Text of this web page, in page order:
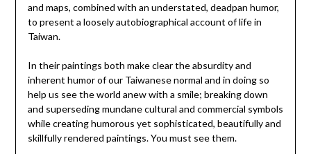
and maps, combined with an understated, deadpan humor,
to present a loosely autobiographical account of life in
Taiwan.
In their paintings both make clear the absurdity and
inherent humor of our Taiwanese normal and in doing so
help us see the world anew with a smile; breaking down
and superseding mundane cultural and commercial symbols
while creating humorous yet sophisticated, beautifully and
skillfully rendered paintings. You must see them.